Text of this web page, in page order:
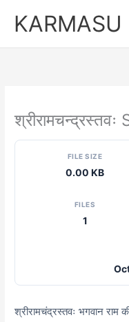
KARMASU
FILE SIZE
0.00 KB
FILES
1
श्रीरामचंद्रस्तवः भगवान